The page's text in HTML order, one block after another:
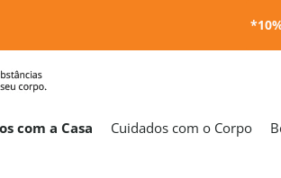
com a Casa Cuidados com o Corpo